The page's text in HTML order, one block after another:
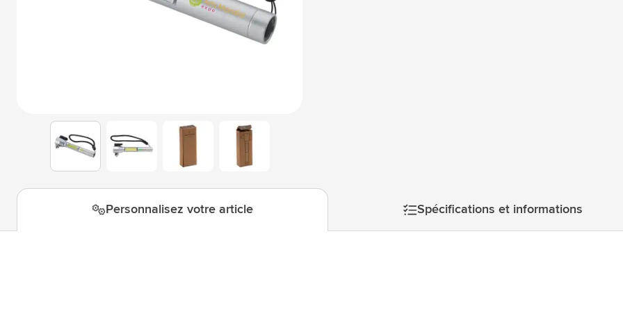
Afficher le sous-menu pour la catégorie Technologie & gadgets
Afficher le sous-menu pour la catégorie Giveaways
Afficher le sous-menu pour la catégorie Outdoor & Loisirs
Outils & Déplacements
Afficher le sous-menu pour la catégorie Outils & Déplacements
View larger imageView larger imageView larger image
Personnalisez votre article Spécifications et informations